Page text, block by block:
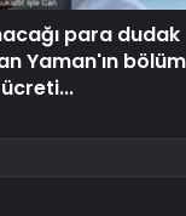
para dudak
Yaman'ın bölüm
ücreti...